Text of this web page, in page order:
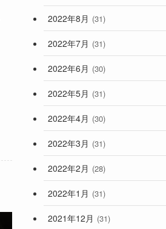
2022年8月 (31)
2022年7月 (31)
2022年6月 (30)
2022年5月 (31)
2022年4月 (30)
2022年3月 (31)
2022年2月 (28)
2022年1月 (31)
2021年12月 (31)